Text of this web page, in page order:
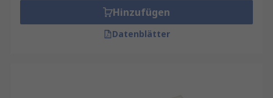
Hinzufügen
Datenblätter